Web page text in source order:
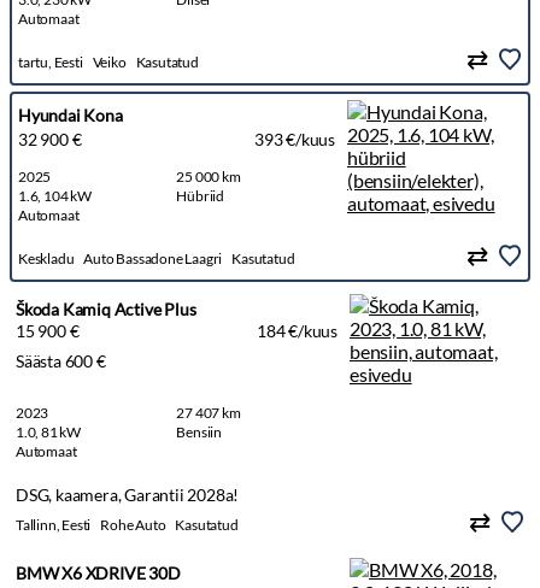
Automaat
tartu, Eesti Veiko Kasutatud
Hyundai Kona
32 900 €
393 €/kuus
2025
25 000 km
1.6, 104 kW
Hübriid
Automaat
Keskladu Auto Bassadone Laagri Kasutatud
Škoda Kamiq Active Plus
15 900 €
184 €/kuus
Säästa 600 €
2023
27 407 km
1.0, 81 kW
Bensiin
Automaat
DSG, kaamera, Garantii 2028a!
Tallinn, Eesti Rohe Auto Kasutatud
BMW X6 XDRIVE 30D